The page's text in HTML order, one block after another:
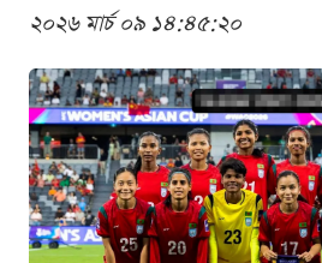
২০২৬ মার্চ ০৯ ১৪:৪৫:২০